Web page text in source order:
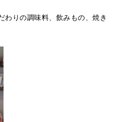
わりの調味料、飲みもの、焼き